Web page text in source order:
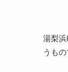
湯梨
うも